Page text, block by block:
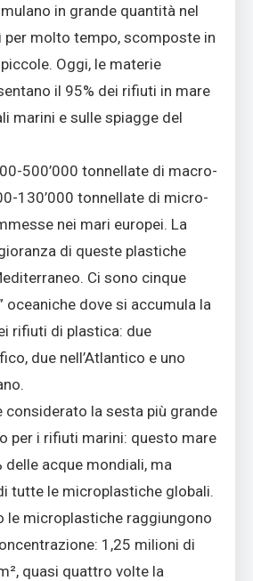
in grande quantità nel
per molto tempo, scomposte in
Oggi, le materie
il 95% dei rifiuti in mare
marini e sulle spiagge del
500’000 tonnellate di macro-
130’000 tonnellate di micro-
nei mari europei. La
di queste plastiche
Ci sono cinque
oceaniche dove si accumula la
rifiuti di plastica: due
due nell’Atlantico e uno
considerato la sesta più grande
per i rifiuti marini: questo mare
delle acque mondiali, ma
tutte le microplastiche globali.
le microplastiche raggiungono
1,25 milioni di
quasi quattro volte la